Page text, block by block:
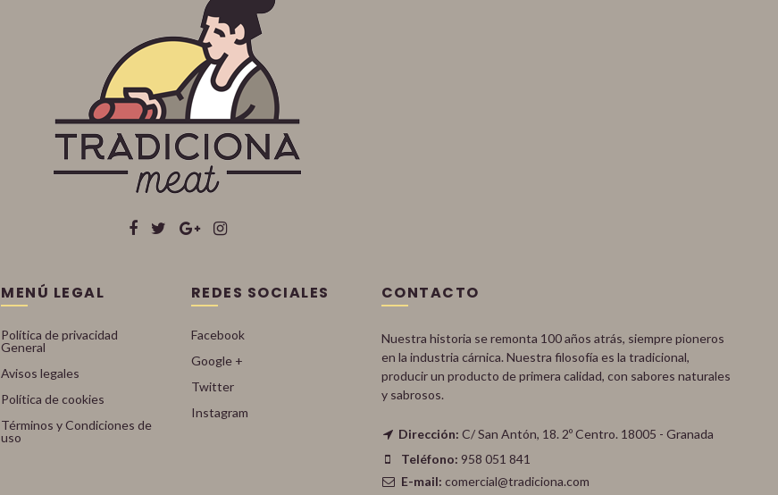
MENÚ LEGAL
Política de privacidad
General
Avisos legales
Política de cookies
Términos y Condiciones de
uso
REDES SOCIALES
Facebook
Google +
Twitter
Instagram
CONTACTO
Nuestra historia se remonta 100 años atrás, siempre pioneros
en la industria cárnica. Nuestra filosofía es la tradicional,
producir un producto de primera calidad, con sabores naturales
y sabrosos.
Dirección: C/ San Antón, 18. 2º Centro. 18005 - Granada
Teléfono: 958 051 841
E-mail: comercial@tradiciona.com